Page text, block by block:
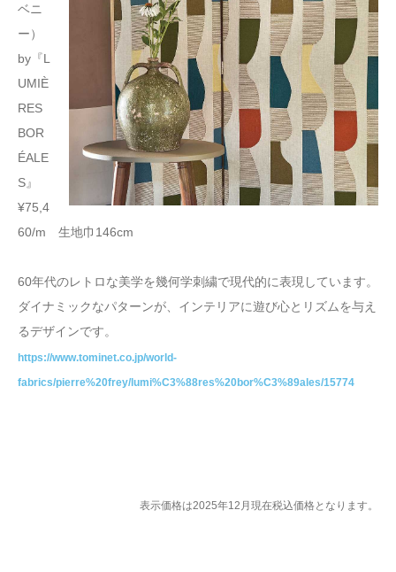
ベニ
ー）
by『L
UMIÈ
RES
BOR
ÉALE
S』
¥75,4
60/m 生地巾146cm
60年代のレトロな美学を幾何学刺繍で現代的に表現しています。
ダイナミックなパターンが、インテリアに遊び心とリズムを与え
るデザインです。
https://www.tominet.co.jp/world-
fabrics/pierre%20frey/lumi%C3%88res%20bor%C3%89ales/15774
表示価格は2025年12月現在税込価格となります。